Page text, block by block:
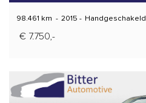
98.461 km - 2015 - Handgeschakeld
€ 7.750,-